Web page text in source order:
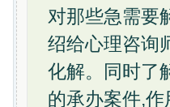
对那些急需要
绍给心理咨询
化解。同时了
的承办案件,